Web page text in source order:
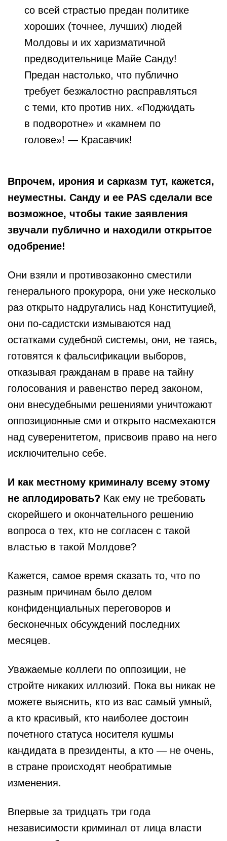
со всей страстью предан политике
хороших (точнее, лучших) людей
Молдовы и их харизматичной
предводительнице Майе Санду!
Предан настолько, что публично
требует безжалостно расправляться
с теми, кто против них. «Поджидать
в подворотне» и «камнем по
голове»! — Красавчик!
Впрочем, ирония и сарказм тут, кажется,
неуместны. Санду и ее PAS сделали все
возможное, чтобы такие заявления
звучали публично и находили открытое
одобрение!
Они взяли и противозаконно сместили
генерального прокурора, они уже несколько
раз открыто надругались над Конституцией,
они по-садистски измываются над
остатками судебной системы, они, не таясь,
готовятся к фальсификации выборов,
отказывая гражданам в праве на тайну
голосования и равенство перед законом,
они внесудебными решениями уничтожают
оппозиционные сми и открыто насмехаются
над суверенитетом, присвоив право на него
исключительно себе.
И как местному криминалу всему этому
не аплодировать? Как ему не требовать
скорейшего и окончательного решению
вопроса о тех, кто не согласен с такой
властью в такой Молдове?
Кажется, самое время сказать то, что по
разным причинам было делом
конфиденциальных переговоров и
бесконечных обсуждений последних
месяцев.
Уважаемые коллеги по оппозиции, не
стройте никаких иллюзий. Пока вы никак не
можете выяснить, кто из вас самый умный,
а кто красивый, кто наиболее достоин
почетного статуса носителя кушмы
кандидата в президенты, а кто — не очень,
в стране происходят необратимые
изменения.
Впервые за тридцать три года
независимости криминал от лица власти